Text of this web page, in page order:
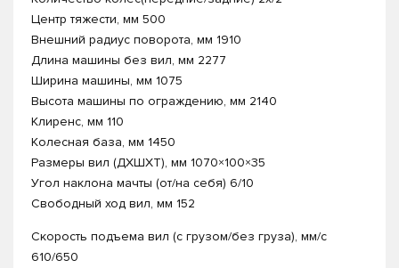
Центр тяжести, мм 500
Внешний радиус поворота, мм 1910
Длина машины без вил, мм 2277
Ширина машины, мм 1075
Высота машины по ограждению, мм 2140
Клиренс, мм 110
Колесная база, мм 1450
Размеры вил (ДXШXТ), мм 1070×100×35
Угол наклона мачты (от/на себя) 6/10
Свободный ход вил, мм 152
Скорость подъема вил (с грузом/без груза), мм/с
610/650